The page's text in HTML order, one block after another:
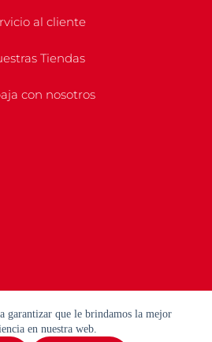
garantizar que le brindamos la mejor
en nuestra web.
al cliente
Tiendas
con nosotros